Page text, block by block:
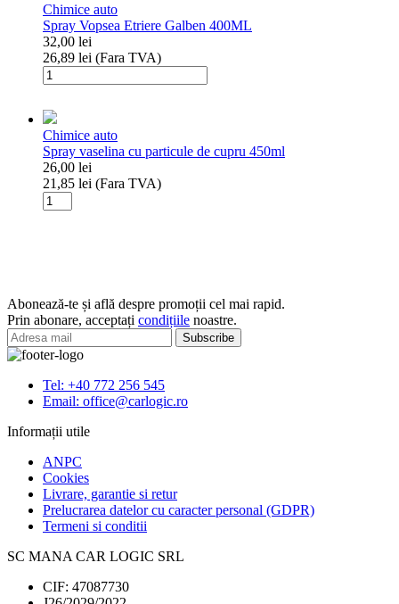
Chimice auto
Spray Vopsea Etriere Galben 400ML
32,00 lei
26,89 lei (Fara TVA)
Cantitate
Spray
Etriere
Galben
400ML
Chimice auto
Spray vaselina cu particule de cupru 450ml
26,00 lei
21,85 lei (Fara TVA)
Cantitate
Spray
450ml
Abonează-te și află despre promoții cel mai rapid.
Prin abonare, acceptați condițiile noastre.
Tel: +40 772 256 545
Email: office@carlogic.ro
Informații utile
ANPC
Cookies
Livrare, garantie si retur
Prelucrarea datelor cu caracter personal (GDPR)
Termeni si conditii
SC MANA CAR LOGIC SRL
CIF: 47087730